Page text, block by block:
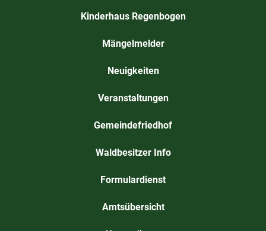
Kinderhaus Regenbogen
Mängelmelder
Neuigkeiten
Veranstaltungen
Gemeindefriedhof
Waldbesitzer Info
Formulardienst
Amtsübersicht